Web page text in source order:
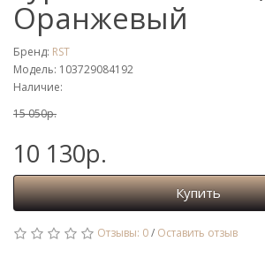
Оранжевый
Бренд: RST
Модель: 103729084192
Наличие:
15 050р.
10 130р.
Купить
Отзывы: 0/ Оставить отзыв